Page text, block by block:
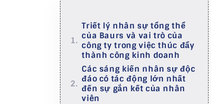
Triết lý nhân sự tổng thể
của Baurs và vai trò của
công ty trong việc thúc đẩy
thành công kinh doanh
Các sáng kiến nhân sự độc
đáo có tác động lớn nhất
đến sự gắn kết của nhân
viên